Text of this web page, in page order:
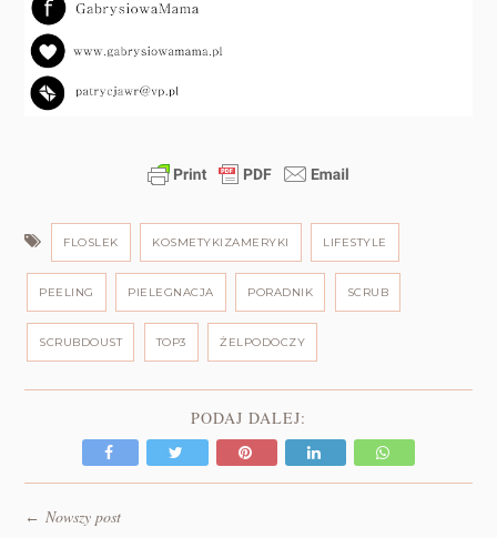
FLOSLEK KOSMETYKIZAMERYKI LIFESTYLE
PEELING PIELEGNACJA PORADNIK SCRUB
SCRUBDOUST TOP3 ŻELPODOCZY
PODAJ DALEJ:
←Nowszy post